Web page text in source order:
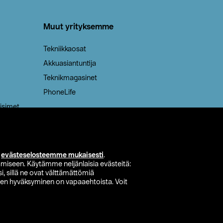
evästeselosteemme mukaisesti.
Käytämme neljänlaisia evästeitä:
sillä ne ovat välttämättömiä
hyväksyminen on vapaaehtoista. Voit
Muut yrityksemme
Tekniikkaosat
Akkuasiantuntija
Teknikmagasinet
PhoneLife